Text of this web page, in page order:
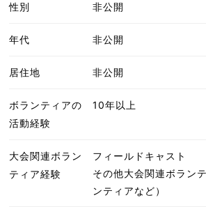
性別 非公開
年代 非公開
居住地 非公開
ボランティアの
活動経験
10年以上
大会関連ボラン
ティア経験
フィールドキャスト
その他大会関連ボラン
ンティアなど）